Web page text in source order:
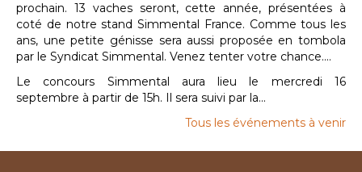
prochain. 13 vaches seront, cette année, présentées à
coté de notre stand Simmental France. Comme tous les
ans, une petite génisse sera aussi proposée en tombola
par le Syndicat Simmental. Venez tenter votre chance....
Le concours Simmental aura lieu le mercredi 16
septembre à partir de 15h. Il sera suivi par la...
Tous les événements à venir